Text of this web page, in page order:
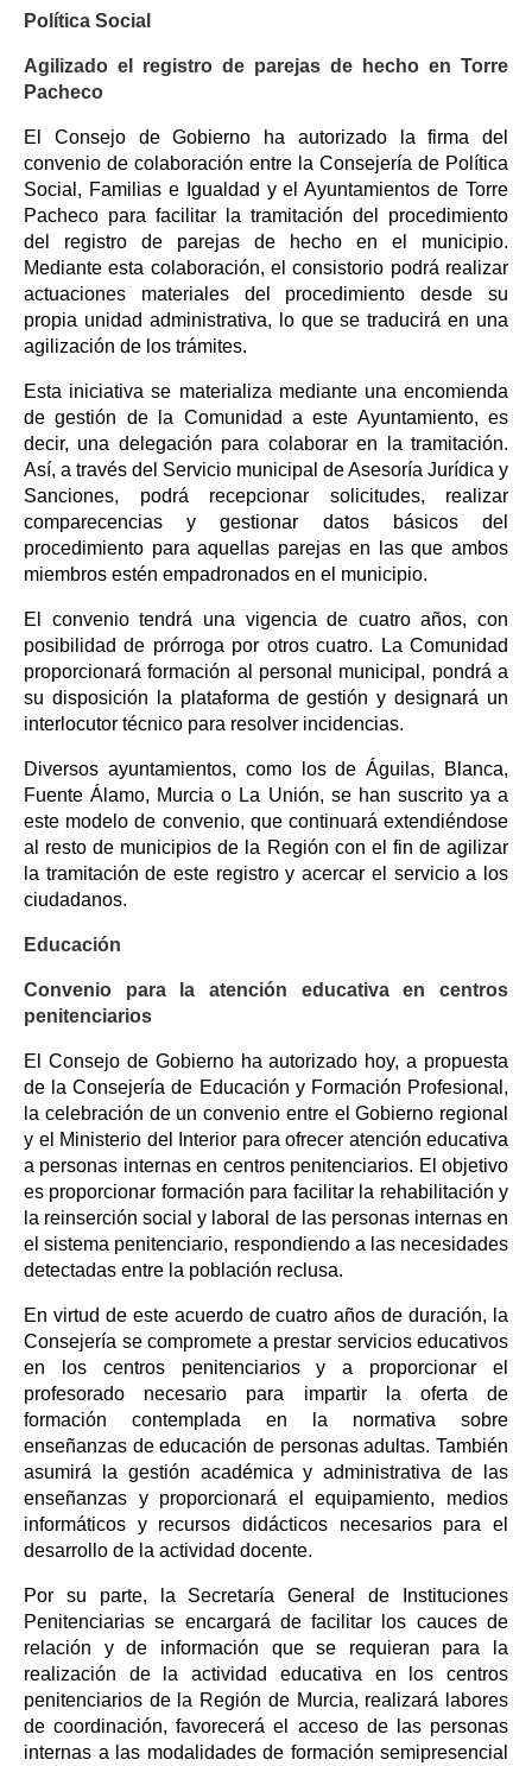
Política Social
Agilizado el registro de parejas de hecho en Torre
Pacheco
El Consejo de Gobierno ha autorizado la firma del
convenio de colaboración entre la Consejería de Política
Social, Familias e Igualdad y el Ayuntamientos de Torre
Pacheco para facilitar la tramitación del procedimiento
del registro de parejas de hecho en el municipio.
Mediante esta colaboración, el consistorio podrá realizar
actuaciones materiales del procedimiento desde su
propia unidad administrativa, lo que se traducirá en una
agilización de los trámites.
Esta iniciativa se materializa mediante una encomienda
de gestión de la Comunidad a este Ayuntamiento, es
decir, una delegación para colaborar en la tramitación.
Así, a través del Servicio municipal de Asesoría Jurídica y
Sanciones, podrá recepcionar solicitudes, realizar
comparecencias y gestionar datos básicos del
procedimiento para aquellas parejas en las que ambos
miembros estén empadronados en el municipio.
El convenio tendrá una vigencia de cuatro años, con
posibilidad de prórroga por otros cuatro. La Comunidad
proporcionará formación al personal municipal, pondrá a
su disposición la plataforma de gestión y designará un
interlocutor técnico para resolver incidencias.
Diversos ayuntamientos, como los de Águilas, Blanca,
Fuente Álamo, Murcia o La Unión, se han suscrito ya a
este modelo de convenio, que continuará extendiéndose
al resto de municipios de la Región con el fin de agilizar
la tramitación de este registro y acercar el servicio a los
ciudadanos.
Educación
Convenio para la atención educativa en centros
penitenciarios
El Consejo de Gobierno ha autorizado hoy, a propuesta
de la Consejería de Educación y Formación Profesional,
la celebración de un convenio entre el Gobierno regional
y el Ministerio del Interior para ofrecer atención educativa
a personas internas en centros penitenciarios. El objetivo
es proporcionar formación para facilitar la rehabilitación y
la reinserción social y laboral de las personas internas en
el sistema penitenciario, respondiendo a las necesidades
detectadas entre la población reclusa.
En virtud de este acuerdo de cuatro años de duración, la
Consejería se compromete a prestar servicios educativos
en los centros penitenciarios y a proporcionar el
profesorado necesario para impartir la oferta de
formación contemplada en la normativa sobre
enseñanzas de educación de personas adultas. También
asumirá la gestión académica y administrativa de las
enseñanzas y proporcionará el equipamiento, medios
informáticos y recursos didácticos necesarios para el
desarrollo de la actividad docente.
Por su parte, la Secretaría General de Instituciones
Penitenciarias se encargará de facilitar los cauces de
relación y de información que se requieran para la
realización de la actividad educativa en los centros
penitenciarios de la Región de Murcia, realizará labores
de coordinación, favorecerá el acceso de las personas
internas a las modalidades de formación semipresencial